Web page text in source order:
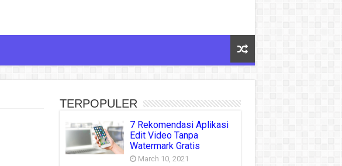
TERPOPULER
7 Rekomendasi Aplikasi
Edit Video Tanpa
Watermark Gratis
March 10, 2021